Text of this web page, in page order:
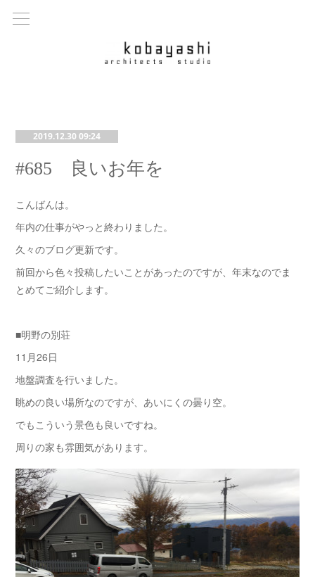
2019.12.30 09:24
#685 良いお年を
こんばんは。
年内の仕事がやっと終わりました。
久々のブログ更新です。
前回から色々投稿したいことがあったのですが、年末なのでま
とめてご紹介します。
■明野の別荘
11月26日
地盤調査を行いました。
眺めの良い場所なのですが、あいにくの曇り空。
でもこういう景色も良いですね。
周りの家も雰囲気があります。